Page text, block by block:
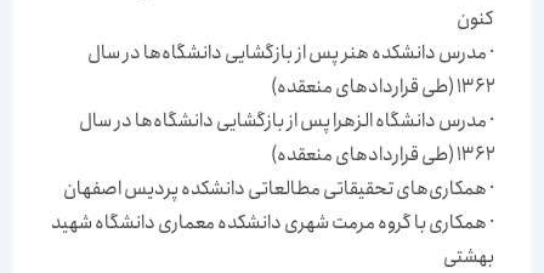
كنون
· مدرس دانشكده هنر پس از بازگشایی دانشگاه‌ها در سال
۱۳۶۲ (طی قراردادهای منعقده)
· مدرس دانشگاه الزهرا پس از بازگشایی دانشگاه‌ها در سال
۱۳۶۲ (طی قراردادهای منعقده)
· همكاری‌های تحقیقاتی مطالعاتی دانشكده پردیس اصفهان
· همكاری با گروه مرمت شهری دانشكده معماری دانشگاه شهید
بهشتی